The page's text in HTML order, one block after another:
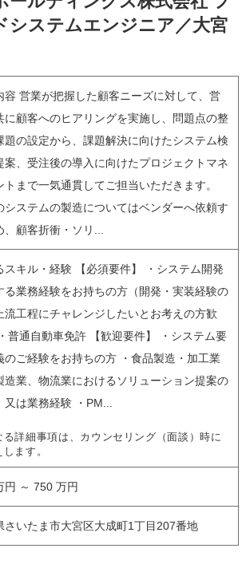
システムエンジニア／大宮
容 営業が把握した顧客ニーズに対して、営
に顧客へのヒアリングを実施し、問題点の整
題の設定から、課題解決に向けたシステム検
案、受注後の導入に向けたプロジェクトマネ
トまで一気通貫してご担当いただきます。
システムの製造についてはベンダーへ依頼す
、顧客折衝・ソリ...
スキル・経験 【必須要件】 ・システム開発
る業務経験をお持ちの方（開発・実装経験の
流工程にチャレンジしたいとお考えの方歓
普通自動車免許 【歓迎要件】 ・システム要
のご経験をお持ちの方 ・食品製造・加工業
造業、物流業におけるソリューション提案の
又は業務経験 ・PM...
詳細事項は、カウンセリング（面談）時に
ます。
円 ～ 750 万円
さいたま市大宮区大成町1丁目207番地